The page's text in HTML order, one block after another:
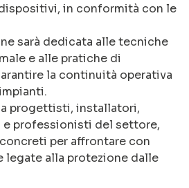
in conformità con le
sarà dedicata alle tecniche
e alle pratiche di
la continuità operativa
progettisti, installatori,
professionisti del settore,
per affrontare con
legate alla protezione dalle